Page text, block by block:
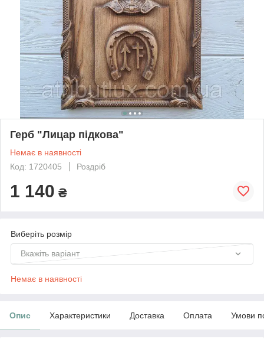
Герб "Лицар підкова"
Немає в наявності
Код: 1720405
Роздріб
1 140 ₴
Виберіть розмір
Вкажіть варіант
Немає в наявності
Опис Характеристики Доставка Оплата Умови